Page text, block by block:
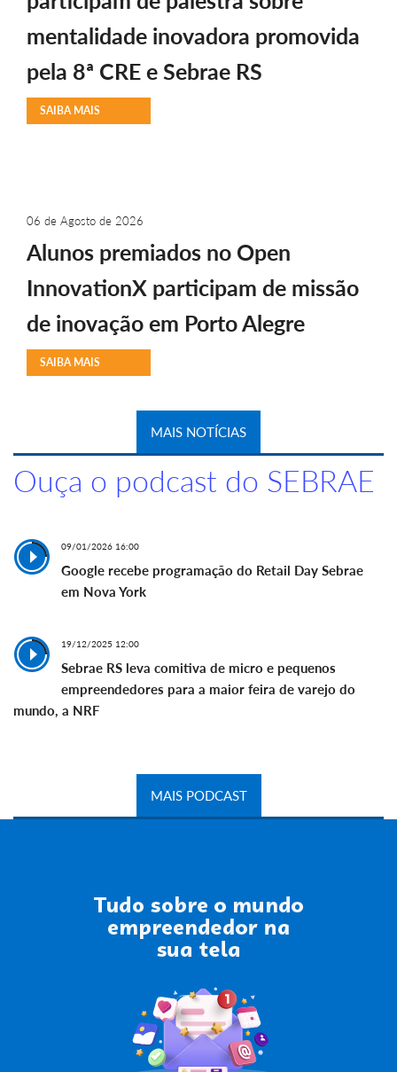
mentalidade inovadora promovida
pela 8ª CRE e Sebrae RS
SAIBA MAIS
06 de Agosto de 2026
Alunos premiados no Open
InnovationX participam de missão
de inovação em Porto Alegre
SAIBA MAIS
MAIS NOTÍCIAS
Ouça o podcast do SEBRAE
09/01/2026 16:00
Google recebe programação do Retail Day Sebrae
em Nova York
19/12/2025 12:00
Sebrae RS leva comitiva de micro e pequenos
empreendedores para a maior feira de varejo do
mundo, a NRF
MAIS PODCAST